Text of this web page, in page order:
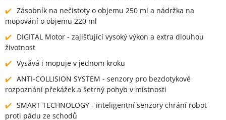
Zásobník na nečistoty o objemu 250 ml a nádržka na
mopování o objemu 220 ml
DIGITAL Motor - zajišťující vysoký výkon a extra dlouhou
životnost
Vysává i mopuje v jednom kroku
ANTI-COLLISION SYSTEM - senzory pro bezdotykové
rozpoznání překážek a šetrný pohyb v místnosti
SMART TECHNOLOGY - inteligentní senzory chrání robot
proti pádu ze schodů